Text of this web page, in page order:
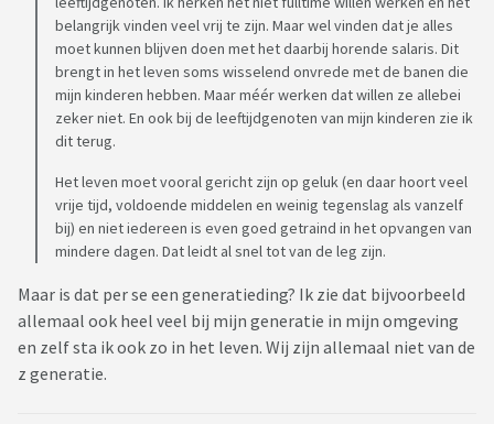
Survey beschouwt 74 procent van de Amerikaanse managers
Generatie Z als ongemotiveerd, snel afgeleid en te gevoelig
voor kritiek. Ze vinden dat de generatie maar moeilijk ergens
de schouders onder zet.
'Dapperheid'
Volgens Timo de Regt, directeur van uitzendbureau STAN
Partners, ontstaan conflicten wanneer iedereen teveel
vanuit het eigen generatieperspectief naar de wereld kijkt.
"Terwijl je juist in dialoog met je medewerkers moet gaan
om tot een succesvolle samenwerking te komen. Elke
generatie heeft met de andere leren werken. Een generatie
overslaan gaat moeilijk", zegt De Regt, die werkgevers en
arbeidsbemiddelaars trainingen en cursussen aanbiedt om
verschillende generaties nader tot elkaar te brengen.
belangrijk vinden veel vrij te zijn. Maar wel vinden dat je alles
moet kunnen blijven doen met het daarbij horende salaris. Dit
brengt in het leven soms wisselend onvrede met de banen die
mijn kinderen hebben. Maar méér werken dat willen ze allebei
zeker niet. En ook bij de leeftijdgenoten van mijn kinderen zie ik
dit terug.
Het leven moet vooral gericht zijn op geluk (en daar hoort veel
vrije tijd, voldoende middelen en weinig tegenslag als vanzelf
bij) en niet iedereen is even goed getraind in het opvangen van
mindere dagen. Dat leidt al snel tot van de leg zijn.
Maar is dat per se een generatieding? Ik zie dat bijvoorbeeld
allemaal ook heel veel bij mijn generatie in mijn omgeving
en zelf sta ik ook zo in het leven. Wij zijn allemaal niet van de
z generatie.